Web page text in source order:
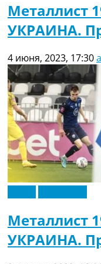
Металлист
УКРАИНА.
4 июня, 2023, 17:30
Металлист
УКРАИНА.